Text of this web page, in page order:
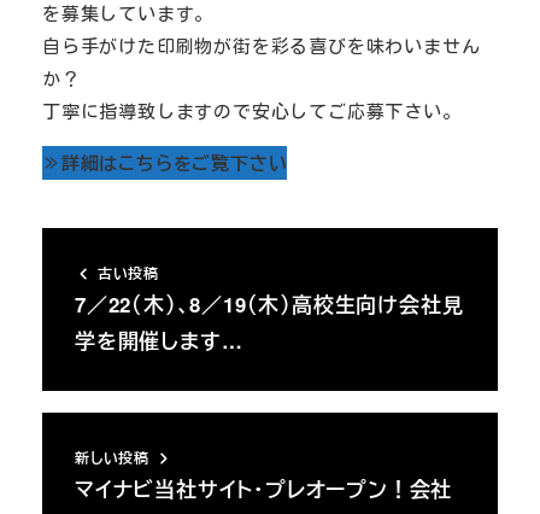
を募集しています。
自ら手がけた印刷物が街を彩る喜びを味わいません
か？
丁寧に指導致しますので安心してご応募下さい。
≫詳細はこちらをご覧下さい
古い投稿
7／22（木）、8／19（木）高校生向け会社見
学を開催します…
新しい投稿
マイナビ当社サイト・プレオープン！会社